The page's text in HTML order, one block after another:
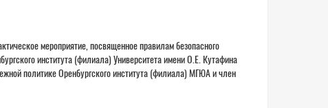
мероприятие, посвященное правилам безопасного
института (филиала) Университета имени О.Е. Кутафина
политике Оренбургского института (филиала) МГЮА и член